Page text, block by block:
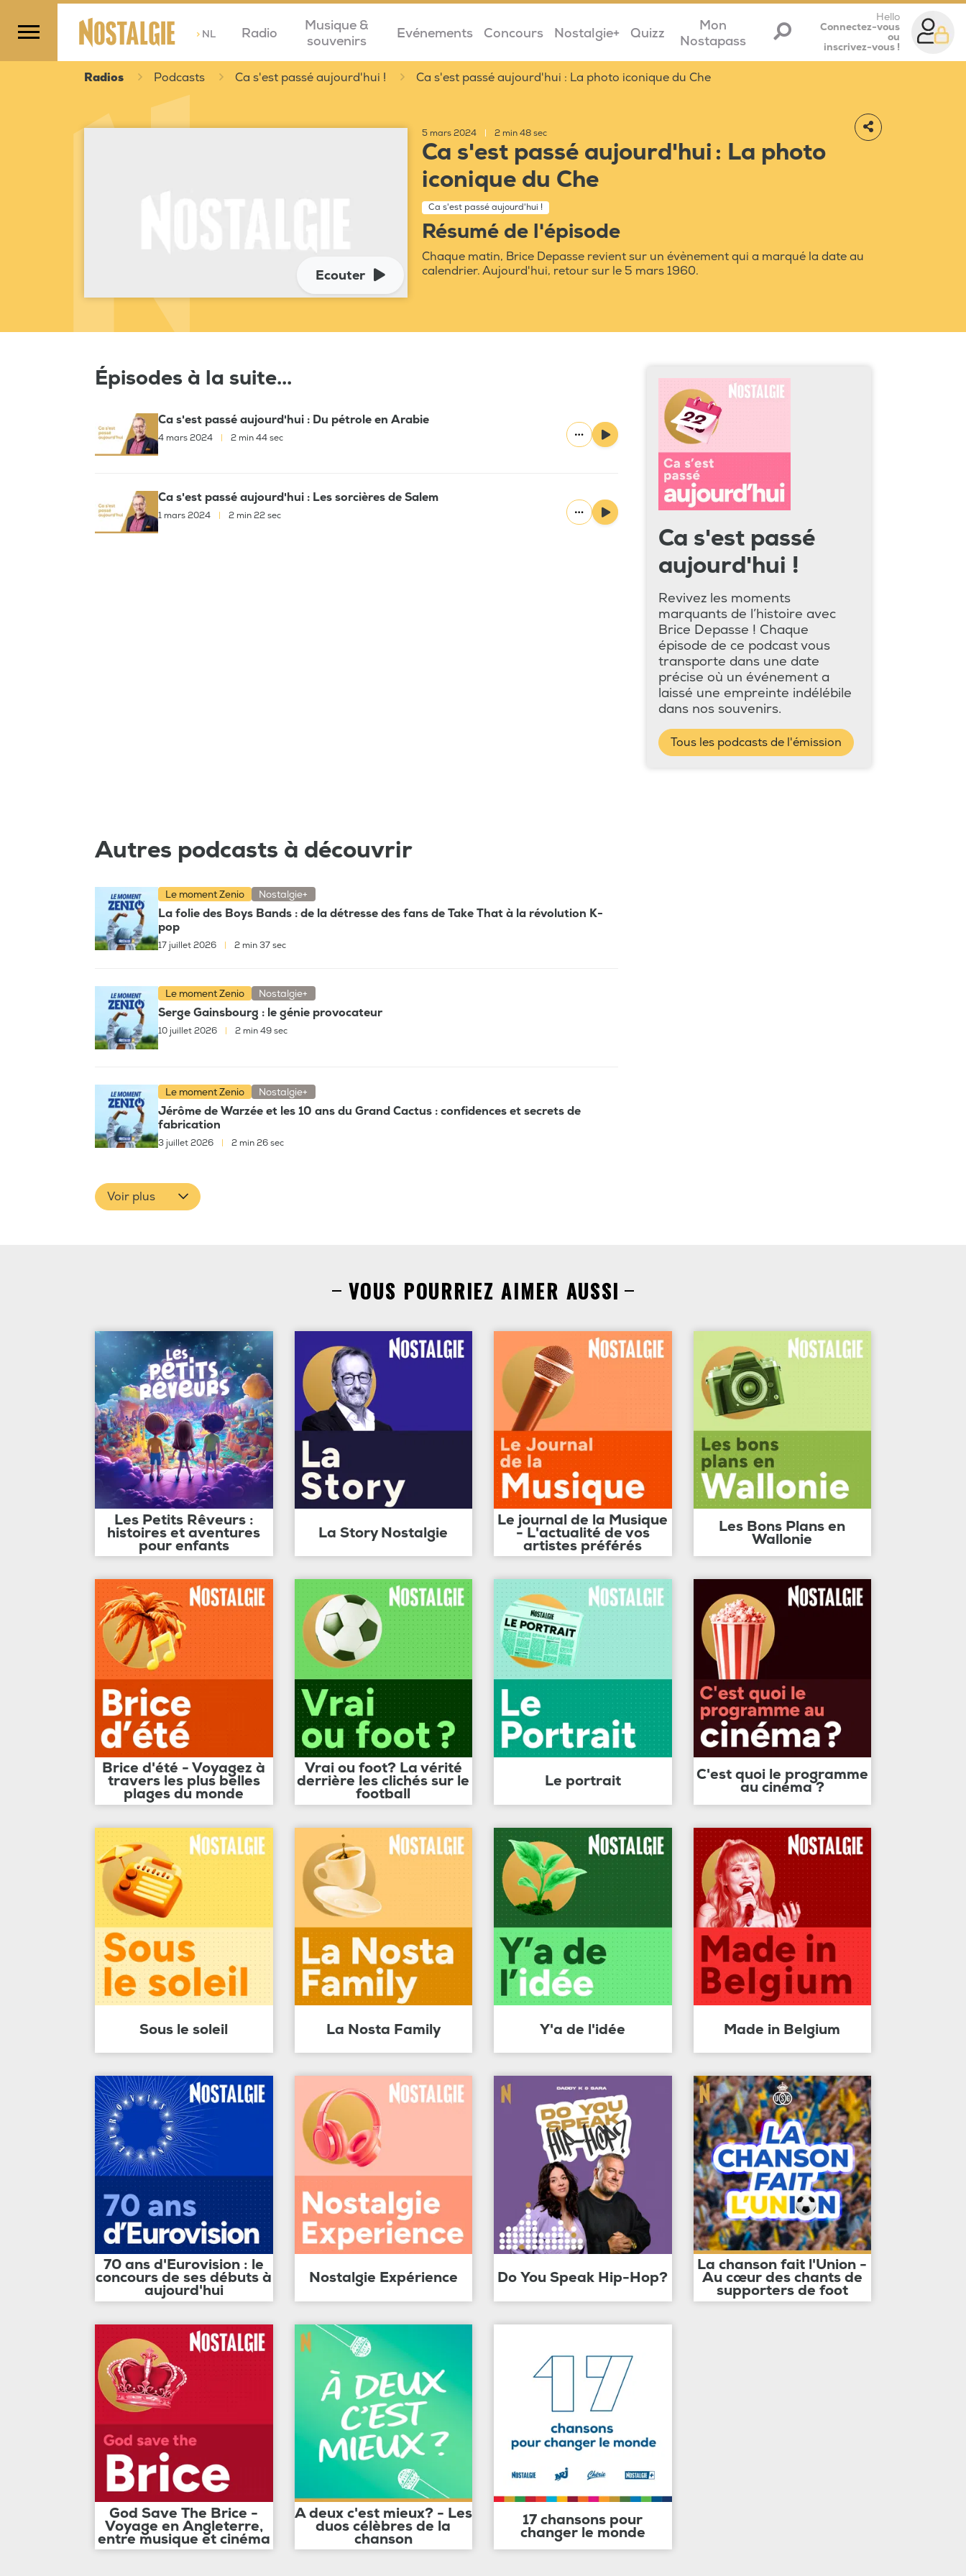
>NL Radio
Musique &
souvenirs
Evénements Concours Nostalgie+ Quizz
Mon
Nostapass
Hello
Connectez-vous
ou
inscrivez-vous !
Radios Podcasts Ca s'est passé aujourd'hui ! Ca s'est passé aujourd'hui : La photo iconique du Che
Ecouter
5 mars 2024 2 min 48 sec
Ca s'est passé aujourd'hui : La photo
iconique du Che
Ca s'est passé aujourd'hui !
Résumé de l'épisode
Chaque matin, Brice Depasse revient sur un évènement qui a marqué la date au
calendrier. Aujourd'hui, retour sur le 5 mars 1960.
Épisodes à la suite...
Ca s'est passé aujourd'hui : Du pétrole en Arabie
4 mars 2024 2 min 44 sec
Ca s'est passé aujourd'hui : Les sorcières de Salem
1 mars 2024 2 min 22 sec
Ca s'est passé
aujourd'hui !
Revivez les moments
marquants de l’histoire avec
Brice Depasse ! Chaque
épisode de ce podcast vous
transporte dans une date
précise où un événement a
laissé une empreinte indélébile
dans nos souvenirs.
Tous les podcasts de l'émission
Autres podcasts à découvrir
Le moment Zenio Nostalgie+
La folie des Boys Bands : de la détresse des fans de Take That à la révolution K-
pop
17 juillet 2026 2 min 37 sec
Le moment Zenio Nostalgie+
Serge Gainsbourg : le génie provocateur
10 juillet 2026 2 min 49 sec
Le moment Zenio Nostalgie+
Jérôme de Warzée et les 10 ans du Grand Cactus : confidences et secrets de
fabrication
3 juillet 2026 2 min 26 sec
Voir plus
VOUS POURRIEZ AIMER AUSSI
Les Petits Rêveurs :
histoires et aventures
pour enfants
La Story Nostalgie
Le journal de la Musique
- L'actualité de vos
artistes préférés
Les Bons Plans en
Wallonie
Brice d'été - Voyagez à
travers les plus belles
plages du monde
Vrai ou foot? La vérité
derrière les clichés sur le
football
Le portrait C'est quoi le programme
au cinéma ?
Sous le soleil La Nosta Family Y'a de l'idée Made in Belgium
70 ans d'Eurovision : le
concours de ses débuts à
aujourd'hui
Nostalgie Expérience Do You Speak Hip-Hop?
La chanson fait l'Union -
Au cœur des chants de
supporters de foot
God Save The Brice -
Voyage en Angleterre,
entre musique et cinéma
A deux c'est mieux? - Les
duos célèbres de la
chanson
17 chansons pour
changer le monde